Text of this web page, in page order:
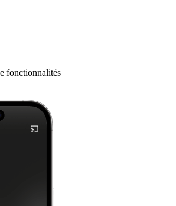
fonctionnalités